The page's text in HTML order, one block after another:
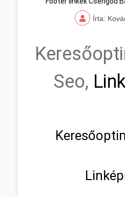
Írta:
Seo,